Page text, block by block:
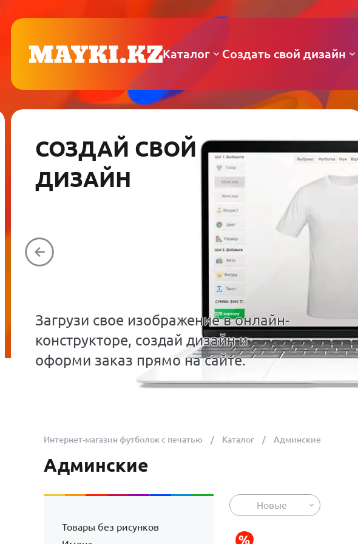
Каталог Создать свой дизайн
СОЗДАЙ СВОЙ
ДИЗАЙН
Загрузи свое изображение в онлайн-
конструкторе, создай дизайн и
оформи заказ прямо на сайте.
Интернет-магазин футболок с печатью Каталог Админские
Админские
Товары без рисунков
Новые